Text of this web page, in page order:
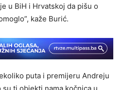
u BiH i Hrvatskoj da pišu o
kaže Burić.
puta i premijeru Andreju